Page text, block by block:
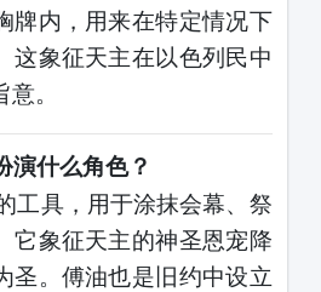
牌内，用来在特定情况下
这象征天主在以色列民中
。
演什么角色？
工具，用于涂抹会幕、祭
它象征天主的神圣恩宠降
圣。傅油也是旧约中设立